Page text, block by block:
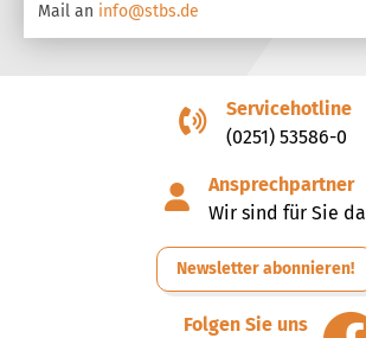
Mail an info@stbs.de
Servicehotline
(0251) 53586-0
Ansprechpartner
Wir sind für Sie da
Newsletter abonnieren!
Folgen Sie uns